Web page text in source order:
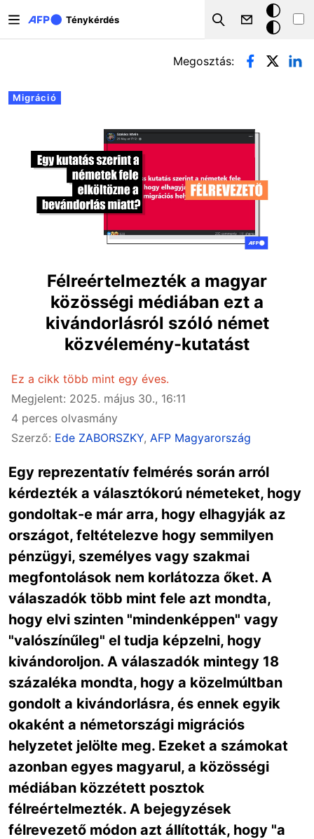
Ténykérdés
Search
Sötét
mód
Elsődleges fülek
Migráció
Megosztás:
Félreértelmezték a magyar
közösségi médiában ezt a
kivándorlásról szóló német
közvélemény-kutatást
Ez a cikk több mint egy éves.
Megjelent: 2025. május 30., 16:11
4 perces olvasmány
Szerző: Ede ZABORSZKY, AFP Magyarország
Egy reprezentatív felmérés során arról
kérdezték a választókorú németeket, hogy
gondoltak-e már arra, hogy elhagyják az
országot, feltételezve hogy semmilyen
pénzügyi, személyes vagy szakmai
megfontolások nem korlátozza őket. A
válaszadók több mint fele azt mondta,
hogy elvi szinten "mindenképpen" vagy
"valószínűleg" el tudja képzelni, hogy
kivándoroljon. A válaszadók mintegy 18
százaléka mondta, hogy a közelmúltban
gondolt a kivándorlásra, és ennek egyik
okaként a németországi migrációs
helyzetet jelölte meg. Ezeket a számokat
azonban egyes magyarul, a közösségi
médiában közzétett posztok
félreértelmezték. A bejegyzések
félrevezető módon azt állították, hogy "a